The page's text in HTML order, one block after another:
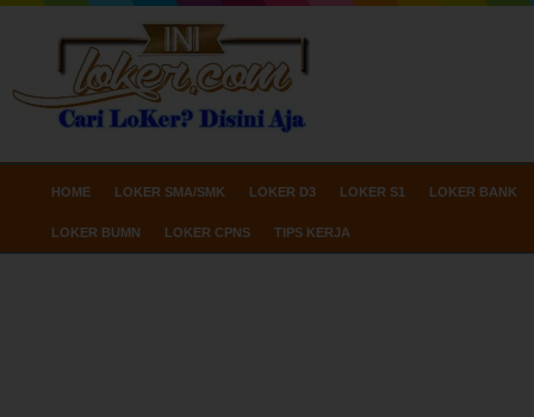
HOME LOKER SMA/SMK LOKER D3 LOKER S1 LOKER BANK
LOKER BUMN LOKER CPNS TIPS KERJA